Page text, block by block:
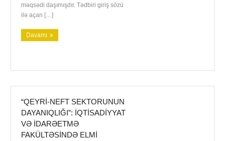
məqsədi daşımışdır. Tədbiri giriş sözü
ilə açan […]
Davamı
“QEYRI-NEFT SEKTORUNUN
DAYANIQLIĞI”: İQTISADIYYAT
VƏ IDARƏETMƏ
FAKÜLTƏSINDƏ ELMI